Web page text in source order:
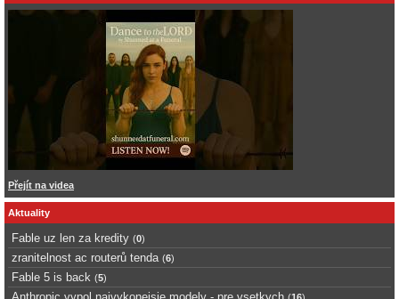
Přejít na videa
Aktuality
Fable uz len za kredity (0)
zranitelnost ac routerů tenda (6)
Fable 5 is back (5)